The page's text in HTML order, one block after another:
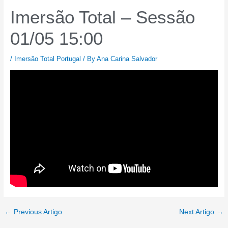
Imersão Total – Sessão
01/05 15:00
/ Imersão Total Portugal / ByAna Carina Salvador
← Previous Artigo Next Artigo →